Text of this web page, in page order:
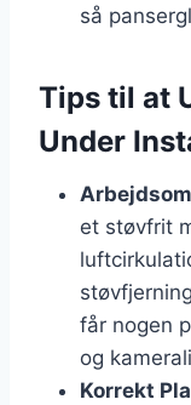
så
Tips til at
Under
et støvfrit
får nogen
og
Korrekt